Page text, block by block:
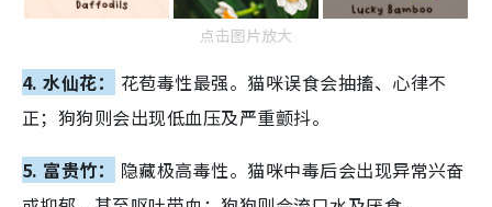
点击图片放大
4. 水仙花：
花苞毒性最强。猫咪误食会抽搐、心律不
正；狗狗则会出现低血压及严重颤抖。
5. 富贵竹：
隐藏极高毒性。猫咪中毒后会出现异常兴奋